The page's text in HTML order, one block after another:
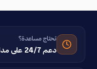
تحتاج مساعدة؟
دعم 24/7 على مدار الساعة